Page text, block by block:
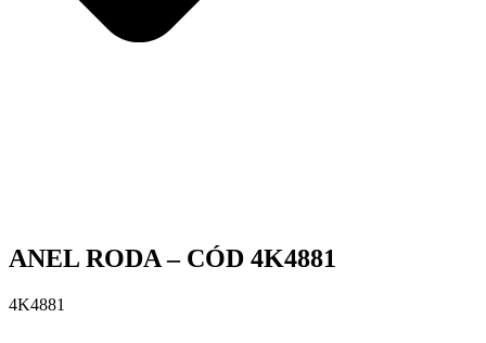
ANEL RODA – CÓD 4K4881
4K4881